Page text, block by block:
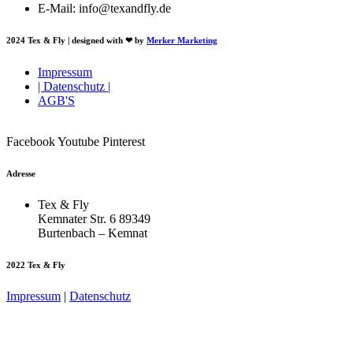
E-Mail: info@texandfly.de
2024 Tex & Fly | designed with ❤ by Merker Marketing
Impressum
| Datenschutz |
AGB'S
FacebookYoutube Pinterest
Adresse
Tex & Fly
Kemnater Str. 6 89349
Burtenbach – Kemnat
2022 Tex & Fly
Impressum | Datenschutz